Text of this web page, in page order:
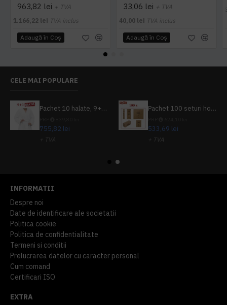
963,82 lei + TVA
1.166,22 lei TVA inclus
Adaugă în Coş
33,06 lei + TVA
40,00 lei TVA inclus
Adaugă în Coş
CELE MAI POPULARE
Pachet 10 halate, 9+1 gratuit
755,82 lei
+ TVA
Pachet 100 seturi hoteliere, set dentar, set barbierit, casca de dus, pila unghii, set cusut
533,69 lei
+ TVA
INFORMATII
Despre noi
Date de identificare ale societatii
Politica cookie
Politica de confidentialitate
Termeni si conditii
Prelucrarea datelor cu caracter personal
Cum comand
Certificari ISO
EXTRA